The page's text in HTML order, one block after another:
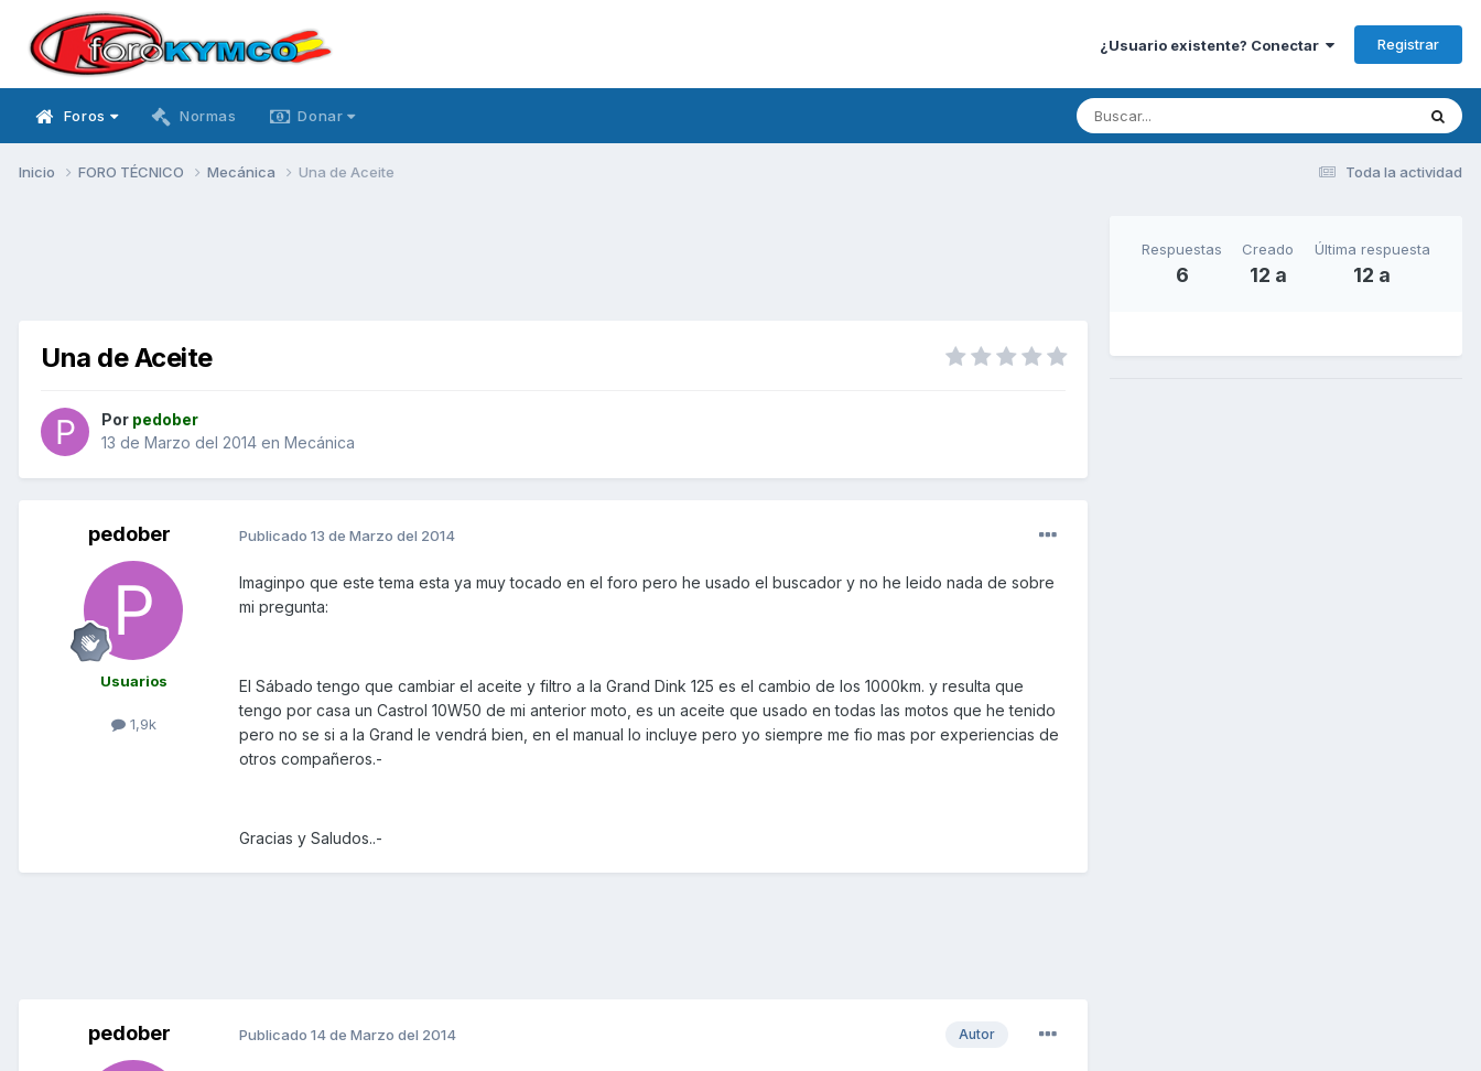
¿Usuario existente? Conectar Registrar
Foros Normas Donar
Toda la actividad
Inicio FORO TÉCNICO Mecánica Una de Aceite
Una de Aceite
Por pedober
13 de Marzo del 2014 en Mecánica
pedober
Usuarios
1,9k
Publicado 13 de Marzo del 2014
Imaginpo que este tema esta ya muy tocado en el foro pero he usado el buscador y no he leido nada de sobre
mi pregunta:
El Sábado tengo que cambiar el aceite y filtro a la Grand Dink 125 es el cambio de los 1000km. y resulta que
tengo por casa un Castrol 10W50 de mi anterior moto, es un aceite que usado en todas las motos que he tenido
pero no se si a la Grand le vendrá bien, en el manual lo incluye pero yo siempre me fio mas por experiencias de
otros compañeros.-
Gracias y Saludos..-
pedober Autor
Publicado 14 de Marzo del 2014
Respuestas
6
Creado
12 a
Última respuesta
12 a